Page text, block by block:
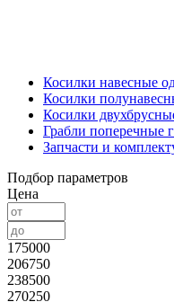
Косилки навесные
Косилки
Косилки
Грабли поперечные
Запчасти и
Подбор параметров
Цена
175000
206750
238500
270250